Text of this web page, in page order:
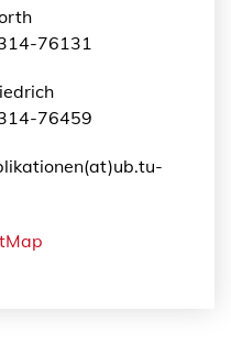
76131
76459